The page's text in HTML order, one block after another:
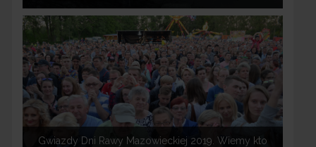
Gwiazdy Dni Rawy Mazowieckiej 2019. Wiemy kto